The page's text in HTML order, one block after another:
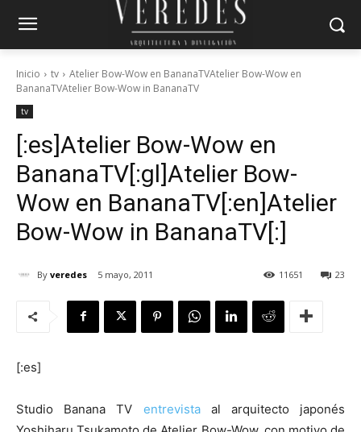
Inicio tv
Atelier Bow-Wow en BananaTVAtelier Bow-Wow en
BananaTVAtelier Bow-Wow in BananaTV
tv
[:es]Atelier Bow-Wow en
BananaTV[:gl]Atelier Bow-
Wow en BananaTV[:en]Atelier
Bow-Wow in BananaTV[:]
By veredes 5 mayo, 2011 23
11651
[:es]
Studio Banana TV entrevistaal arquitecto japonés